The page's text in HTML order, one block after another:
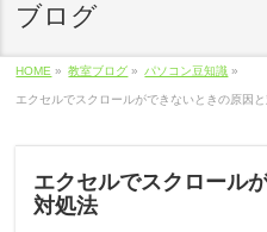
ブログ
HOME » 教室ブログ » パソコン豆知識 »
エクセルでスクロールができないときの原因
エクセルでスクロール
対処法